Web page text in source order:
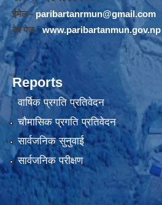
ईमेल -paribartanrmun@gmail.com
वेब पेज -www.paribartanmun.gov.np
Reports
वार्षिक प्रगति प्रतिवेदन
चौमासिक प्रगति प्रतिवेदन
सार्वजनिक सुनुवाई
सार्वजनिक परीक्षण